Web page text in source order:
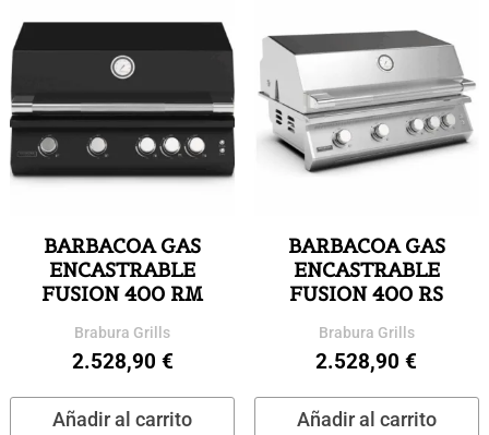
BARBACOA GAS
ENCASTRABLE
FUSION 400 RM
Brabura Grills
2.528,90 €
Añadir al carrito
BARBACOA GAS
ENCASTRABLE
FUSION 400 RS
Brabura Grills
2.528,90€
Añadir al carrito